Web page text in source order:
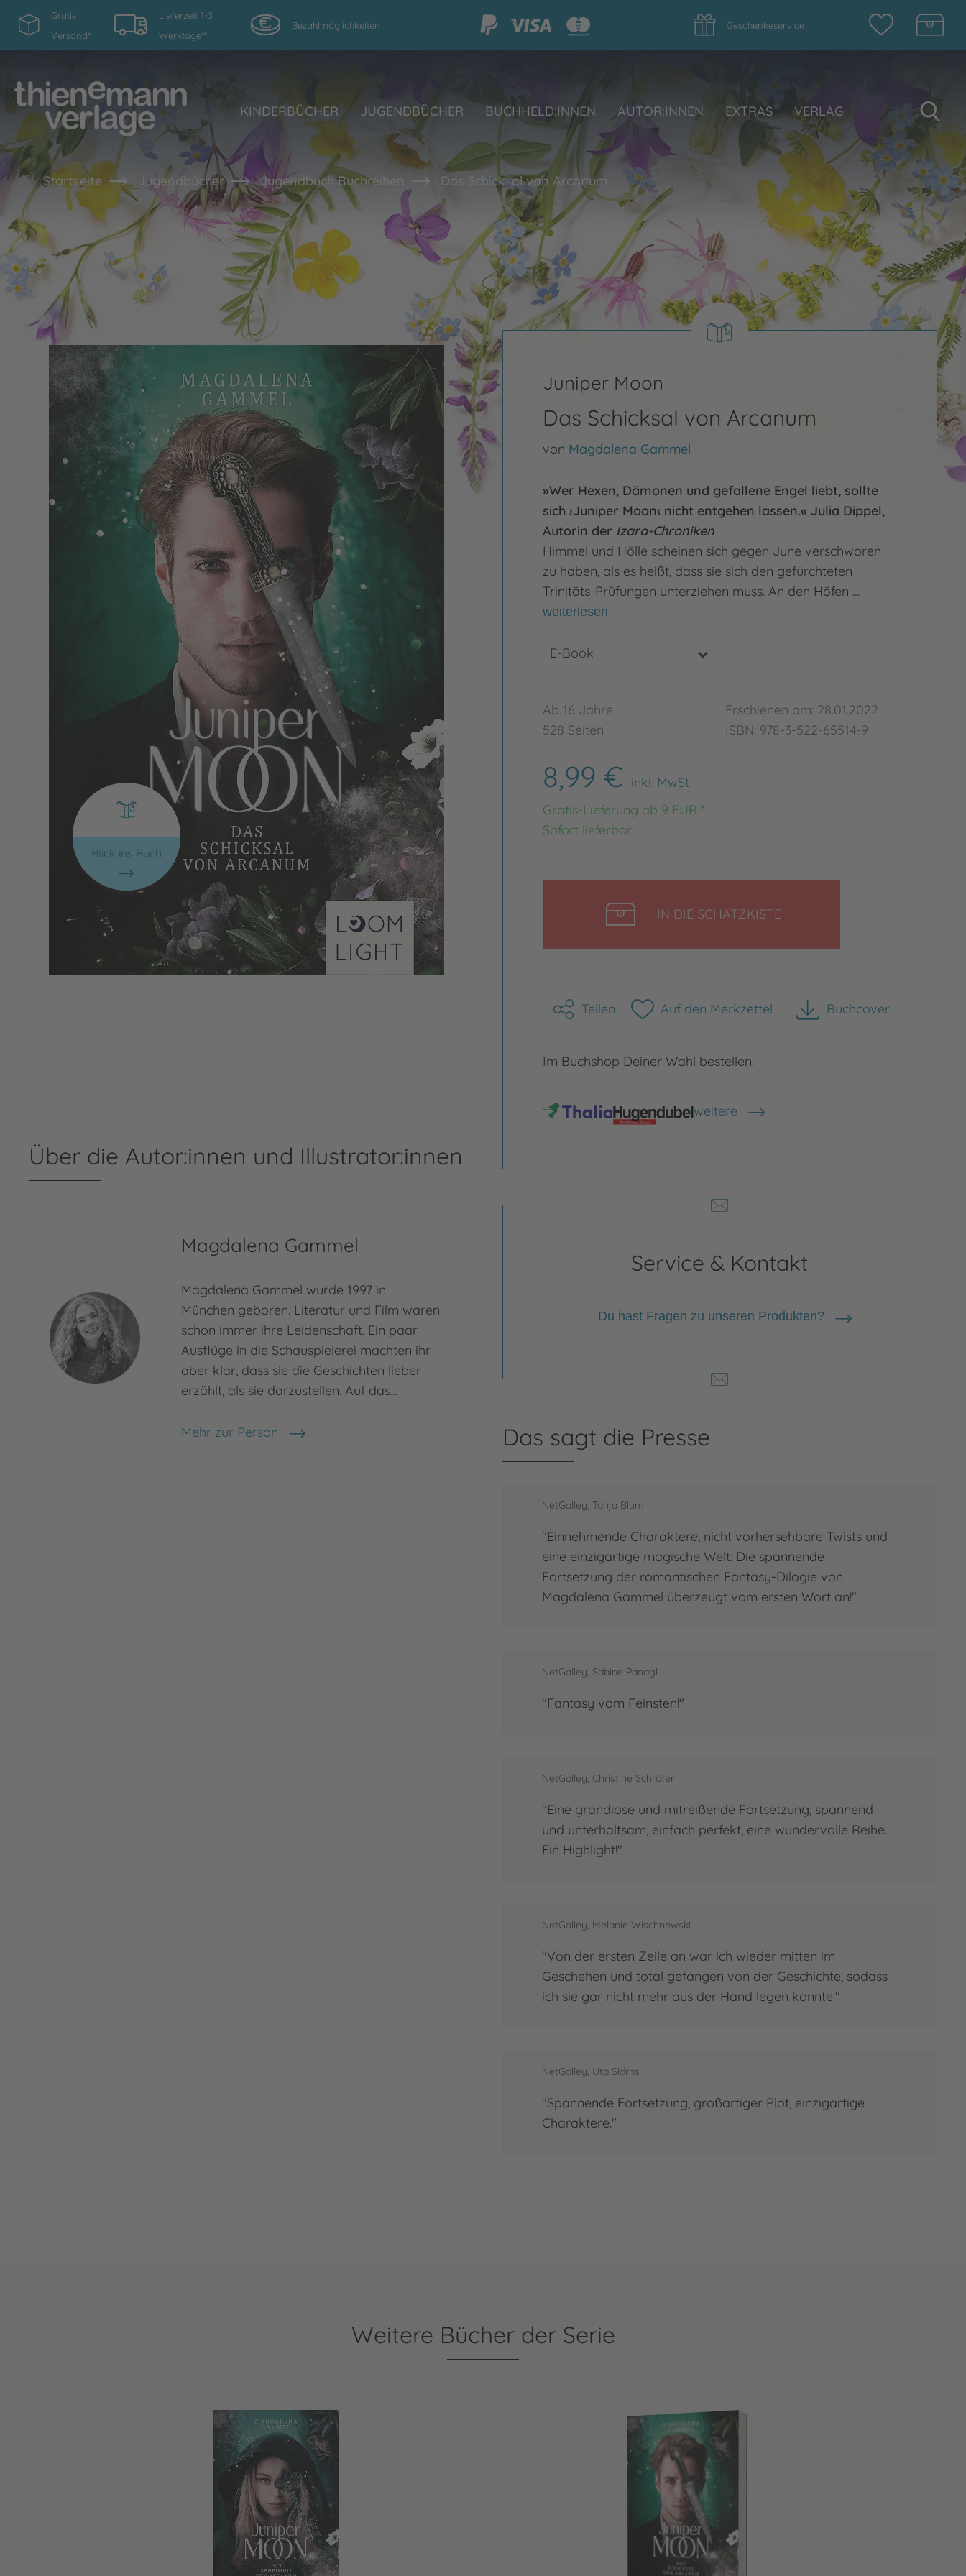
Gratis
Versand*
Lieferzeit 1-3
Werktage**
Bezahlmöglichkeiten Geschenkeservice
KINDERBÜCHER JUGENDBÜCHER BUCHHELD:INNEN AUTOR:INNEN EXTRAS VERLAG
Startseite Jugendbücher Jugendbuch Buchreihen Das Schicksal von Arcanum
Blick ins Buch
Juniper Moon
Das Schicksal von Arcanum
von Magdalena Gammel
»Wer Hexen, Dämonen und gefallene Engel liebt, sollte
sich ›Juniper Moon‹ nicht entgehen lassen.« Julia Dippel,
Autorin der Izara-Chroniken
Himmel und Hölle scheinen sich gegen June verschworen
zu haben, als es heißt, dass sie sich den gefürchteten
Trinitäts-Prüfungen unterziehen muss. An den Höfen …
weiterlesen
E-Book
Ab 16 Jahre
528 Seiten
Erschienen am: 28.01.2022
ISBN: 978-3-522-65514-9
8,99 € inkl. MwSt
Gratis-Lieferung ab 9 EUR *
Sofort lieferbar
IN DIE SCHATZKISTE
Teilen Auf den Merkzettel Buchcover
herunterladen
Im Buchshop Deiner Wahl bestellen:
weitere
Shops anzeigen
Service & Kontakt
Du hast Fragen zu unseren Produkten?
Über die Autor:innen und Illustrator:innen
Magdalena Gammel
Magdalena Gammel wurde 1997 in
München geboren. Literatur und Film waren
schon immer ihre Leidenschaft. Ein paar
Ausflüge in die Schauspielerei machten ihr
aber klar, dass sie die Geschichten lieber
erzählt, als sie darzustellen. Auf das…
Mehr zur Person
Magdalena Gammel Das sagt die Presse
NetGalley, Tanja Blum
"Einnehmende Charaktere, nicht vorhersehbare Twists und
eine einzigartige magische Welt: Die spannende
Fortsetzung der romantischen Fantasy-Dilogie von
Magdalena Gammel überzeugt vom ersten Wort an!"
NetGalley, Sabine Panagl
"Fantasy vom Feinsten!"
NetGalley, Christine Schröter
"Eine grandiose und mitreißende Fortsetzung, spannend
und unterhaltsam, einfach perfekt, eine wundervolle Reihe.
Ein Highlight!"
NetGalley, Melanie Wischnewski
"Von der ersten Zeile an war ich wieder mitten im
Geschehen und total gefangen von der Geschichte, sodass
ich sie gar nicht mehr aus der Hand legen konnte."
NetGalley, Uta Sldrhs
"Spannende Fortsetzung, großartiger Plot, einzigartige
Charaktere."
Weitere Bücher der Serie